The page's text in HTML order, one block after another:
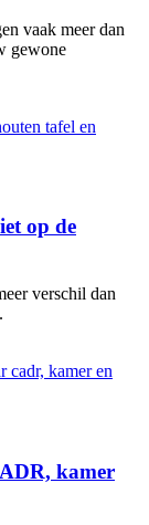
vaak meer dan
gewone
op de
verschil dan
kamer